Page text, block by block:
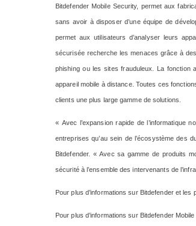
Bitdefender Mobile Security, permet aux
sans avoir à disposer d’une équipe de
permet aux utilisateurs d’analyser leurs
sécurisée recherche les menaces grâce à
phishing ou les sites frauduleux. La fonction
appareil mobile à distance. Toutes ces
clients une plus large gamme de solutions.
« Avec l’expansion rapide de l’informatique
entreprises qu’au sein de l’écosystème des
Bitdefender. « Avec sa gamme de produits
sécurité à l’ensemble des intervenants de
Pour plus d’informations sur Bitdefender et
Pour plus d’informations sur Bitdefender